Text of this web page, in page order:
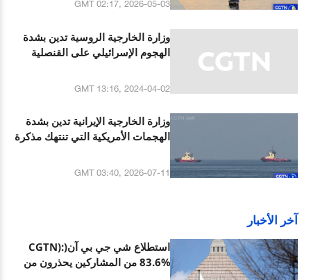
GMT 02:17, 2026-05-03
وزارة الخارجية الروسية تدين بشدة
الهجوم الإسرائيلي على القنصلية
GMT 13:16, 2024-04-02
وزارة الخارجية الإيرانية تدين بشدة
الهجمات الأمريكية التي تنتهك مذكرة
GMT 03:40, 2026-07-11
آخر الأخبار
استطلاع شي جي بي آن(CGTN):
83.6% من المشاركين يحذرون من